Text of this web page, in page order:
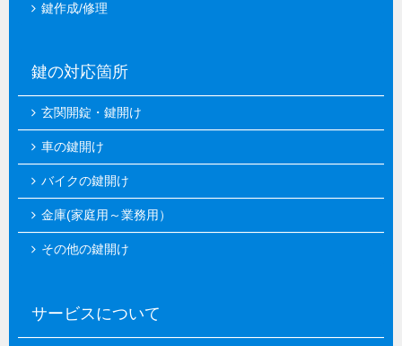
鍵作成/修理
鍵の対応箇所
玄関開錠・鍵開け
車の鍵開け
バイクの鍵開け
金庫(家庭用～業務用）
その他の鍵開け
サービスについて